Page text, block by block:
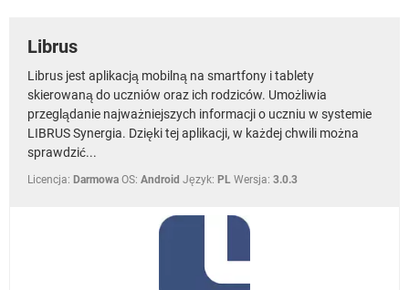
Librus
Librus jest aplikacją mobilną na smartfony i tablety
skierowaną do uczniów oraz ich rodziców. Umożliwia
przeglądanie najważniejszych informacji o uczniu w systemie
LIBRUS Synergia. Dzięki tej aplikacji, w każdej chwili można
sprawdzić...
Licencja: Darmowa OS: Android Język: PL Wersja: 3.0.3